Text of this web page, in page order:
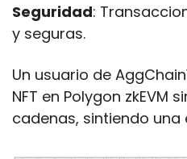
Seguridad:
y seguras.
Un usuario de
NFT en Polygon zkEVM
cadenas, sintiendo una